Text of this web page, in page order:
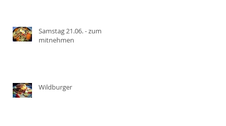
Samstag 21.06. - zum
mitnehmen
Wildburger